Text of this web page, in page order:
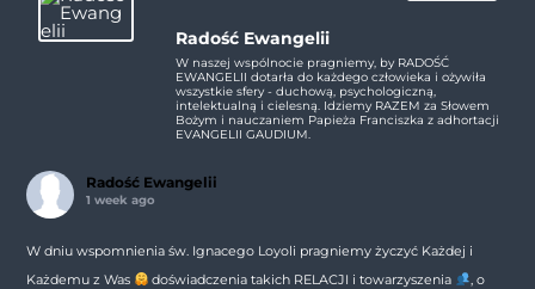
Radość Ewangelii
W naszej wspólnocie pragniemy, by RADOŚĆ
EWANGELII dotarła do każdego człowieka i ożywiła
wszystkie sfery - duchową, psychologiczną,
intelektualną i cielesną. Idziemy RAZEM za Słowem
Bożym i nauczaniem Papieża Franciszka z adhortacji
EVANGELII GAUDIUM.
Radość Ewangelii
1 week ago
W dniu wspomnienia św. Ignacego Loyoli pragniemy życzyć Każdej i
Każdemu z Was
doświadczenia takich RELACJI i towarzyszenia
, o